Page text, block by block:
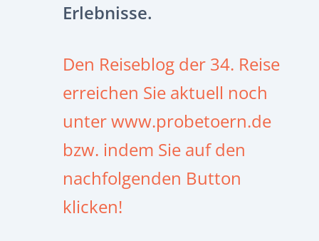
Erlebnisse.
Den Reiseblog der 34. Reise
erreichen Sie aktuell noch
unter www.probetoern.de
bzw. indem Sie auf den
nachfolgenden Button
klicken!